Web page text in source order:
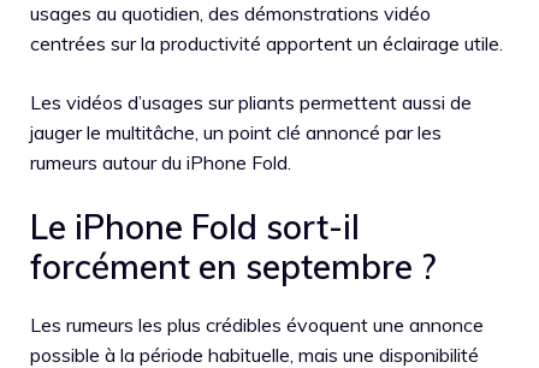
usages au quotidien, des démonstrations vidéo
centrées sur la productivité apportent un éclairage utile.
Les vidéos d’usages sur pliants permettent aussi de
jauger le multitâche, un point clé annoncé par les
rumeurs autour du iPhone Fold.
Le iPhone Fold sort-il
forcément en septembre ?
Les rumeurs les plus crédibles évoquent une annonce
possible à la période habituelle, mais une disponibilité